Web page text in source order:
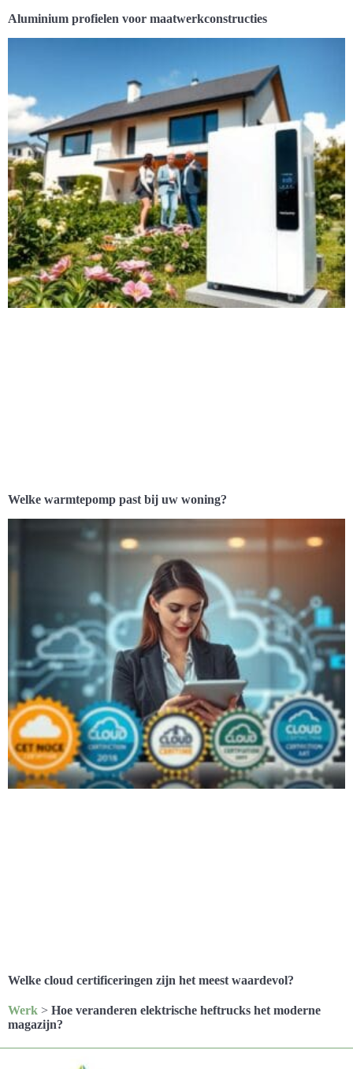
Aluminium profielen voor maatwerkconstructies
Welke warmtepomp past bij uw woning?
Welke cloud certificeringen zijn het meest waardevol?
Werk > Hoe veranderen elektrische heftrucks het moderne
magazijn?